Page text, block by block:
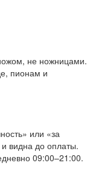
не ножницами.
пионам и
или «за
видна до оплаты.
09:00–21:00.